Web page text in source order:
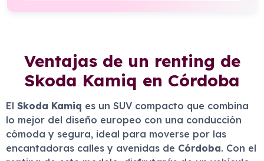
Ventajas de un renting de
Skoda Kamiq en Córdoba
El Skoda Kamiq es un SUV compacto que combina
lo mejor del diseño europeo con una conducción
cómoda y segura, ideal para moverse por las
encantadoras calles y avenidas de Córdoba. Con el